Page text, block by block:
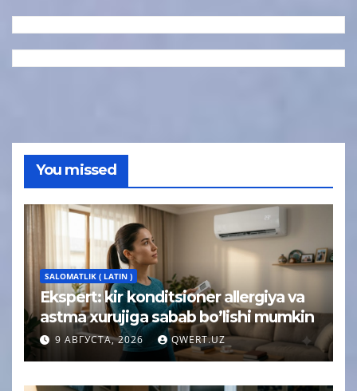
You missed
SALOMATLIK ( LATIN )
Ekspert: kir konditsioner allergiya va
astma xurujiga sabab bo’lishi mumkin
9 АВГУСТА, 2026 QWERT.UZ